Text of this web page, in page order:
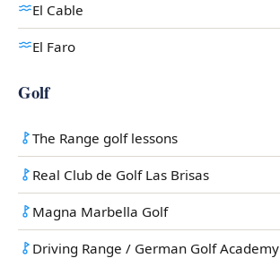
El Cable
El Faro
Golf
The Range golf lessons
Real Club de Golf Las Brisas
Magna Marbella Golf
Driving Range / German Golf Academy